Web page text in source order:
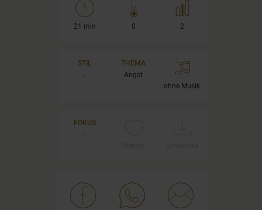
21 min 0 2
STIL
-
THEMA
Angst
ohne Musik
FOKUS
-